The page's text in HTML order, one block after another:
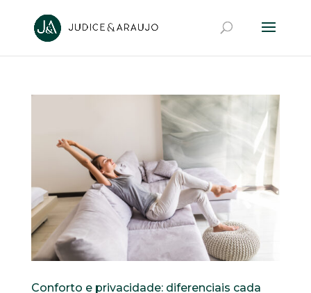
Conforto e privacidade: diferenciais cada